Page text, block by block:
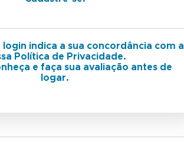
indica a sua concordância com a
Política de Privacidade.
e faça sua avaliação antes de
logar.